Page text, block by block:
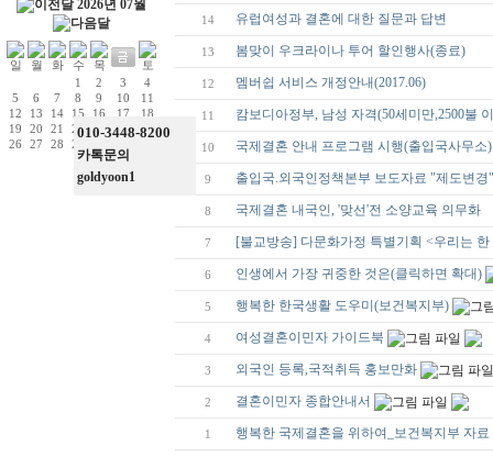
010-3448-8200
카톡문의
goldyoon1
2026년 07월
1 2 3
4
5
6 7 8 9 10
11
12
13 14 15 16 17
18
19
20 21 22 23 24
25
26
27 28 29
14 유럽여성과 결혼에 대한 질문과 답변
13 봄맞이 우크라이나 투어 할인행사(종료)
12 멤버쉽 서비스 개정안내(2017.06)
11 캄보디아정부, 남성 자격(50세미만,2500불
10 국제결혼 안내 프로그램 시행(출입국사무소)
9 출입국.외국인정책본부 보도자료 "제도변경"
8 국제결혼 내국인, '맞선'전 소양교육 의무화
7 [불교방송] 다문화가정 특별기획 <우리는 한
6 인생에서 가장 귀중한 것은(클릭하면 확대)
5 행복한 한국생활 도우미(보건복지부)
4 여성결혼이민자 가이드북
3 외국인 등록,국적취득 홍보만화
2 결혼이민자 종합안내서
1 행복한 국제결혼을 위하여_보건복지부 자료